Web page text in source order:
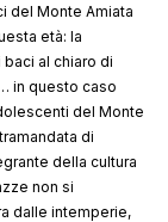
del Monte Amiata
età: la
al chiaro di
in questo caso
del Monte
di
della cultura
non si
dalle intemperie,